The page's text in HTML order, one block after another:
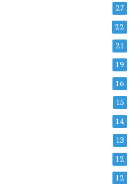
27
22
21
19
16
15
14
13
12
12